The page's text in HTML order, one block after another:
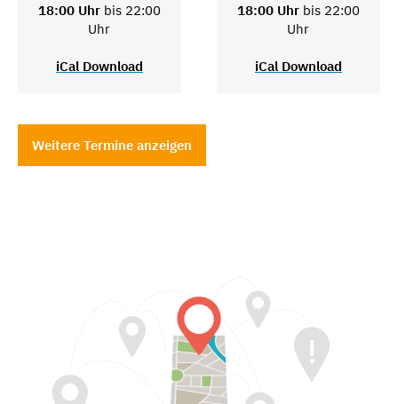
18:00 Uhr bis 22:00
Uhr
iCal Download
18:00 Uhr bis 22:00
Uhr
iCal Download
Weitere Termine anzeigen